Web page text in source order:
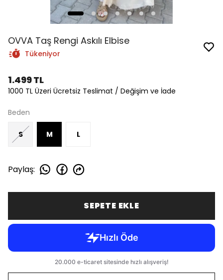
OVVA Taş Rengi Askılı Elbise
Tükeniyor
1.499 TL
1000 TL Üzeri Ücretsiz Teslimat / Değişim ve İade
Beden
S M L
Paylaş:
SEPETE EKLE